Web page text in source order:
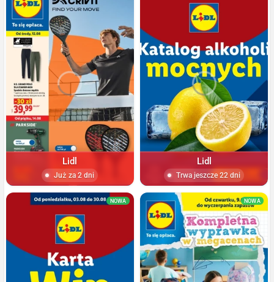
Lidl
Już za 2 dni
Lidl
Trwa jeszcze 22 dni
NOWA NOWA